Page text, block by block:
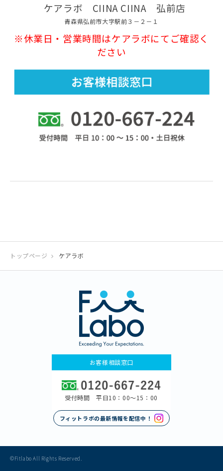
ケアラボ CIINA CIINA 弘前店
青森県弘前市大字駅前３－２－１
※休業日・営業時間はケアラボにてご確認く
ださい
トップページ ケアラボ
お客様相談窓口
受付時間 平日10：00〜15：00
フィットラボの最新情報を配信中！
©Fitlabo All Rights Reserved.